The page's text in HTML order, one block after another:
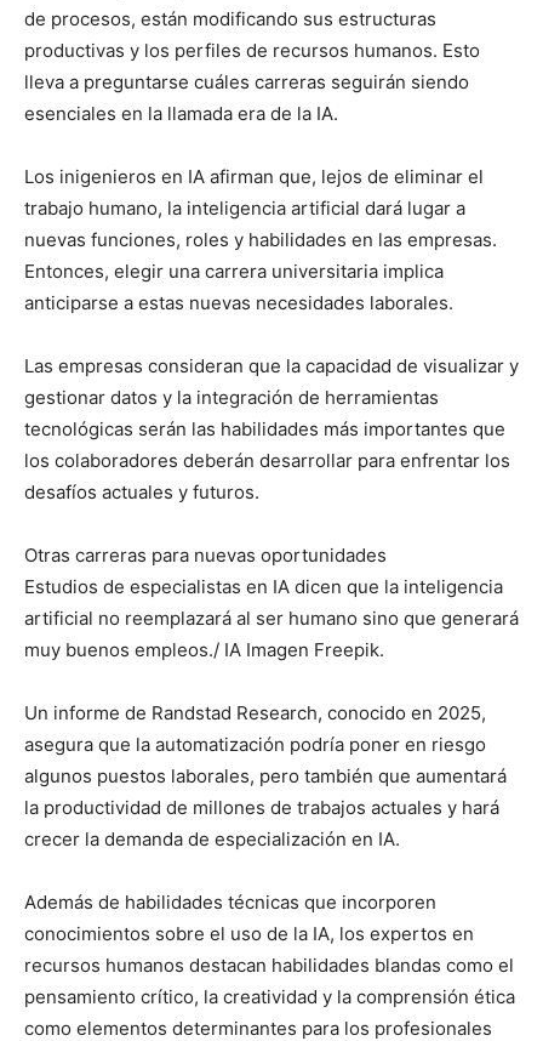
de procesos, están modificando sus estructuras
productivas y los perfiles de recursos humanos. Esto
lleva a preguntarse cuáles carreras seguirán siendo
esenciales en la llamada era de la IA.
Los inigenieros en IA afirman que, lejos de eliminar el
trabajo humano, la inteligencia artificial dará lugar a
nuevas funciones, roles y habilidades en las empresas.
Entonces, elegir una carrera universitaria implica
anticiparse a estas nuevas necesidades laborales.
Las empresas consideran que la capacidad de visualizar y
gestionar datos y la integración de herramientas
tecnológicas serán las habilidades más importantes que
los colaboradores deberán desarrollar para enfrentar los
desafíos actuales y futuros.
Otras carreras para nuevas oportunidades
Estudios de especialistas en IA dicen que la inteligencia
artificial no reemplazará al ser humano sino que generará
muy buenos empleos./ IA Imagen Freepik.
Un informe de Randstad Research, conocido en 2025,
asegura que la automatización podría poner en riesgo
algunos puestos laborales, pero también que aumentará
la productividad de millones de trabajos actuales y hará
crecer la demanda de especialización en IA.
Además de habilidades técnicas que incorporen
conocimientos sobre el uso de la IA, los expertos en
recursos humanos destacan habilidades blandas como el
pensamiento crítico, la creatividad y la comprensión ética
como elementos determinantes para los profesionales